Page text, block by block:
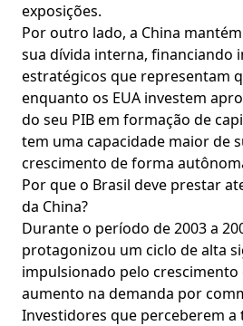
exposições.
Por outro lado, a China
sua dívida interna, financiando
estratégicos que representam
enquanto os EUA investem
do seu PIB em formação de
tem uma capacidade maior de
crescimento de forma
Por que o Brasil deve prestar
da China?
Durante o período de 2003 a
protagonizou um ciclo de alta
impulsionado pelo crescimento
aumento na demanda por
Investidores que perceberem a